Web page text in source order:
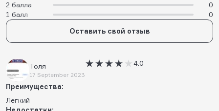
2 балла
0
1 балл
0
Оставить свой отзыв
Толя
17 September 2023
4.0
Преимущества:
Легкий